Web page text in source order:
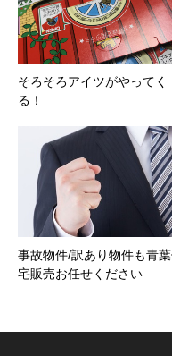
そろそろアイツがやってく
る！
事故物件/訳あり物件も青
宅販売お任せください